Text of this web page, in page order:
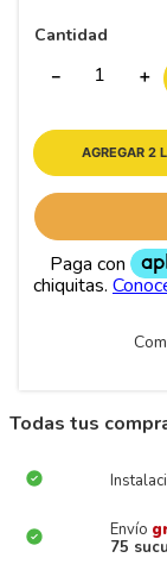
Cantidad
＋
－
AGREGAR 2
Todas tus
Envío
75